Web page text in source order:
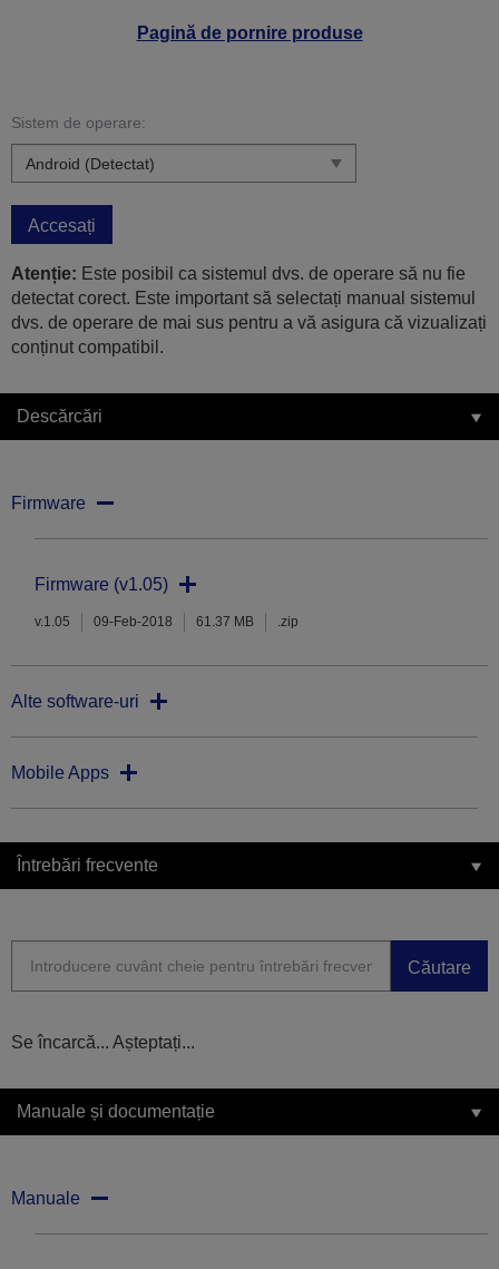
Pagină de pornire produse
Sistem de operare:
Accesați
Atenție: Este posibil ca sistemul dvs. de operare să nu fie
detectat corect. Este important să selectați manual sistemul
dvs. de operare de mai sus pentru a vă asigura că vizualizați
conținut compatibil.
Descărcări
Firmware
Firmware (v1.05)
v.1.05 09-Feb-2018 61.37 MB .zip
Alte software-uri
Mobile Apps
Întrebări frecvente
Căutare
Se încarcă... Așteptați...
Manuale și documentație
Manuale